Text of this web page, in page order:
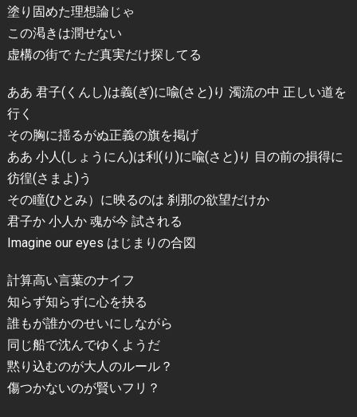
塗り固めた理想論じゃ
この渇きは潤せない
虚構の街で ただ真実だけ探してる
ああ 君子(くんし)は義(ぎ)に喩(さと)り 濁流の中 正しい道を
行く
その胸に揺るがぬ正義の旗を掲げ
ああ 小人(しょうにん)は利(り)に喩(さと)り 目の前の損得に
彷徨(さまよ)う
その瞳(ひとみ）に映るのは 刹那の欲望だけか
君子か 小人か 魂が今 試される
Imagine our eyes はじまりの合図
計算高い言葉のナイフ
知らず知らずに心を抉る
誰もが誰かのせいにしながら
同じ船で沈んでゆくようだ
黙り込むのが大人のルール？
傷つかないのが賢いフリ？